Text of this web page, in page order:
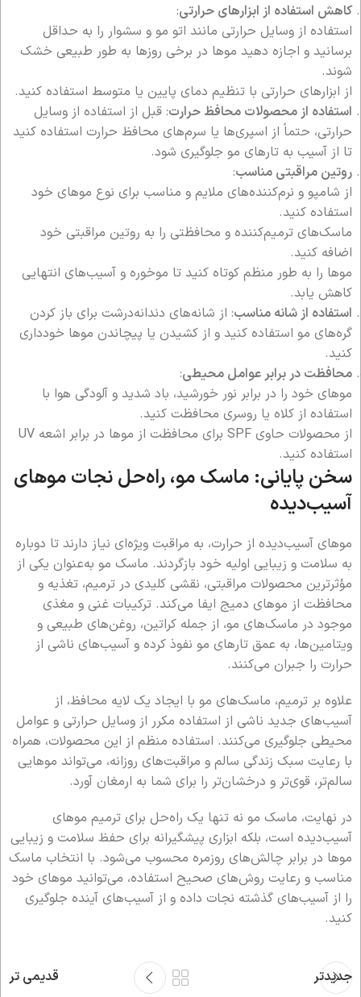
کاهش استفاده از ابزارهای حرارتی:
استفاده از وسایل حرارتی مانند اتو مو و سشوار را به حداقل
برسانید و اجازه دهید موها در برخی روزها به طور طبیعی خشک
شوند.
از ابزارهای حرارتی با تنظیم دمای پایین یا متوسط استفاده کنید.
استفاده از محصولات محافظ حرارت: قبل از استفاده از وسایل
حرارتی، حتماً از اسپری‌ها یا سرم‌های محافظ حرارت استفاده کنید
تا از آسیب به تارهای مو جلوگیری شود.
روتین مراقبتی مناسب:
از شامپو و نرم‌کننده‌های ملایم و مناسب برای نوع موهای خود
استفاده کنید.
ماسک‌های ترمیم‌کننده و محافظتی را به روتین مراقبتی خود
اضافه کنید.
موها را به طور منظم کوتاه کنید تا موخوره و آسیب‌های انتهایی
کاهش یابد.
استفاده از شانه مناسب: از شانه‌های دندانه‌درشت برای باز کردن
گره‌های مو استفاده کنید و از کشیدن یا پیچاندن موها خودداری
کنید.
محافظت در برابر عوامل محیطی:
موهای خود را در برابر نور خورشید، باد شدید و آلودگی هوا با
استفاده از کلاه یا روسری محافظت کنید.
از محصولات حاوی SPF برای محافظت از موها در برابر اشعه UV
استفاده کنید.
سخن پایانی: ماسک مو، راه‌حل نجات موهای
آسیب‌دیده
موهای آسیب‌دیده از حرارت، به مراقبت ویژه‌ای نیاز دارند تا دوباره
به سلامت و زیبایی اولیه خود بازگردند. ماسک مو به‌عنوان یکی از
مؤثرترین محصولات مراقبتی، نقشی کلیدی در ترمیم، تغذیه و
محافظت از موهای دمیج ایفا می‌کند. ترکیبات غنی و مغذی
موجود در ماسک‌های مو، از جمله کراتین، روغن‌های طبیعی و
ویتامین‌ها، به عمق تارهای مو نفوذ کرده و آسیب‌های ناشی از
حرارت را جبران می‌کنند.
علاوه بر ترمیم، ماسک‌های مو با ایجاد یک لایه محافظ، از
آسیب‌های جدید ناشی از استفاده مکرر از وسایل حرارتی و عوامل
محیطی جلوگیری می‌کنند. استفاده منظم از این محصولات، همراه
با رعایت سبک زندگی سالم و مراقبت‌های روزانه، می‌تواند موهایی
سالم‌تر، قوی‌تر و درخشان‌تر را برای شما به ارمغان آورد.
در نهایت، ماسک مو نه تنها یک راه‌حل برای ترمیم موهای
آسیب‌دیده است، بلکه ابزاری پیشگیرانه برای حفظ سلامت و زیبایی
موها در برابر چالش‌های روزمره محسوب می‌شود. با انتخاب ماسک
مناسب و رعایت روش‌های صحیح استفاده، می‌توانید موهای خود
را از آسیب‌های گذشته نجات داده و از آسیب‌های آینده جلوگیری
کنید.
جدیدتر قدیمی تر